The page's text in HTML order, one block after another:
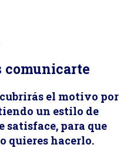
comunicarte
el motivo por
un estilo de
satisface, para que
quieres hacerlo.